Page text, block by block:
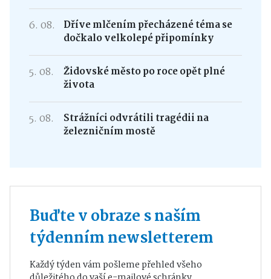
6. 08.
Dříve mlčením přecházené téma se
dočkalo velkolepé připomínky
5. 08.
Židovské město po roce opět plné
života
5. 08.
Strážníci odvrátili tragédii na
železničním mostě
Buďte v obraze s naším
týdenním newsletterem
Každý týden vám pošleme přehled všeho